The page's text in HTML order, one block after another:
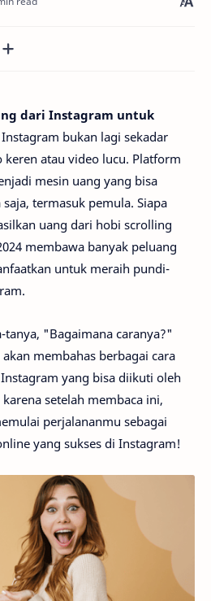
dari Instagram untuk
bukan lagi sekadar
atau video lucu. Platform
mesin uang yang bisa
termasuk pemula. Siapa
uang dari hobi scrolling
membawa banyak peluang
untuk meraih pundi-
"Bagaimana caranya?"
membahas berbagai cara
yang bisa diikuti oleh
setelah membaca ini,
perjalananmu sebagai
yang sukses di Instagram!